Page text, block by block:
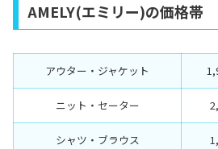
AMELY(エミリー)の価格帯
アウター・ジャケット
ニット・セーター
シャツ・ブラウス